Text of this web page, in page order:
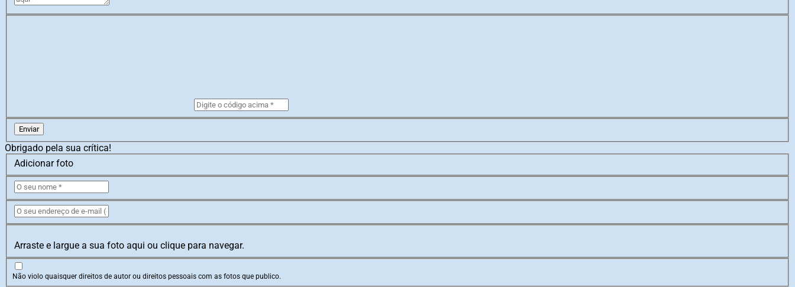
Enviar
Obrigado pela sua crítica!
Adicionar foto
Arraste e largue a sua foto aqui ou clique para navegar.
Não violo quaisquer direitos de autor ou direitos pessoais com as fotos que publico.